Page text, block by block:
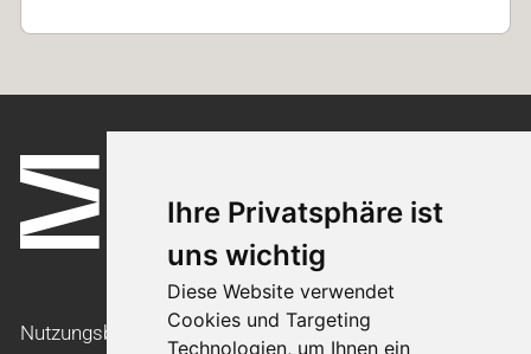
Ihre Privatsphäre ist
uns wichtig
Diese Website verwendet
Cookies und Targeting
Technologien, um Ihnen ein
Nutzungsbedingungen